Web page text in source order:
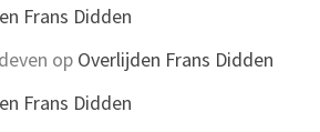
Frans Didden
op Overlijden Frans Didden
Frans Didden